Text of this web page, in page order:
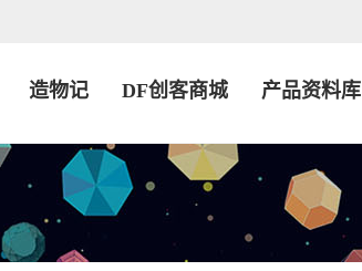
造物记 DF创客商城 产品资料库